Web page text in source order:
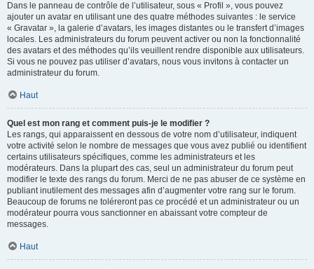
Dans le panneau de contrôle de l’utilisateur, sous « Profil », vous pouvez
ajouter un avatar en utilisant une des quatre méthodes suivantes : le service
« Gravatar », la galerie d’avatars, les images distantes ou le transfert d’images
locales. Les administrateurs du forum peuvent activer ou non la fonctionnalité
des avatars et des méthodes qu’ils veuillent rendre disponible aux utilisateurs.
Si vous ne pouvez pas utiliser d’avatars, nous vous invitons à contacter un
administrateur du forum.
Haut
Quel est mon rang et comment puis-je le modifier ?
Les rangs, qui apparaissent en dessous de votre nom d’utilisateur, indiquent
votre activité selon le nombre de messages que vous avez publié ou identifient
certains utilisateurs spécifiques, comme les administrateurs et les
modérateurs. Dans la plupart des cas, seul un administrateur du forum peut
modifier le texte des rangs du forum. Merci de ne pas abuser de ce système en
publiant inutilement des messages afin d’augmenter votre rang sur le forum.
Beaucoup de forums ne toléreront pas ce procédé et un administrateur ou un
modérateur pourra vous sanctionner en abaissant votre compteur de
messages.
Haut